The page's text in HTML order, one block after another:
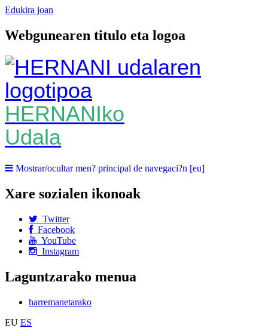
Edukira joan
Webgunearen titulo eta logoa
HERNANIko
Udala
Mostrar/ocultar men? principal de navegaci?n [eu]
Xare sozialen ikonoak
Twitter
Facebook
YouTube
Instagram
Laguntzarako menua
harremanetarako
EU ES